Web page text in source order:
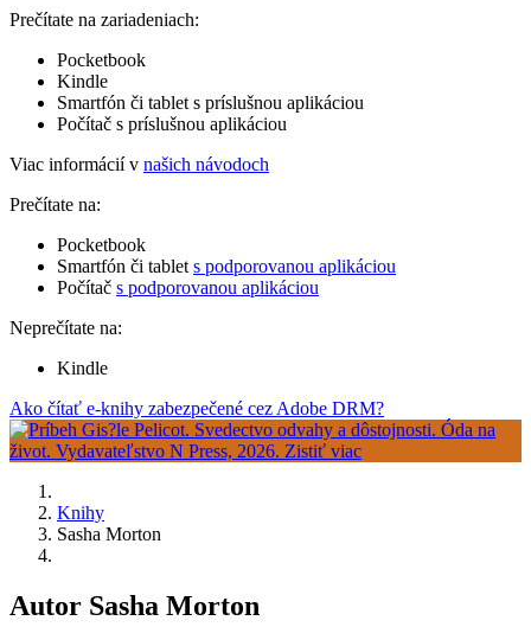
Prečítate na zariadeniach:
Pocketbook
Kindle
Smartfón či tablet s príslušnou aplikáciou
Počítač s príslušnou aplikáciou
Viac informácií v našich návodoch
Prečítate na:
Pocketbook
Smartfón či tablet s podporovanou aplikáciou
Počítač s podporovanou aplikáciou
Neprečítate na:
Kindle
Ako čítať e-knihy zabezpečené cez Adobe DRM?
Knihy
Sasha Morton
Autor Sasha Morton